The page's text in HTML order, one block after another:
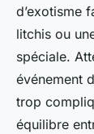
d’exotisme
litchis ou
spéciale.
événement
trop
équilibre